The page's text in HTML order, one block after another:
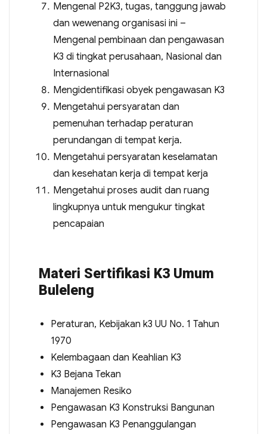
Mengenal P2K3, tugas, tanggung jawab
dan wewenang organisasi ini –
Mengenal pembinaan dan pengawasan
K3 di tingkat perusahaan, Nasional dan
Internasional
Mengidentifikasi obyek pengawasan K3
Mengetahui persyaratan dan
pemenuhan terhadap peraturan
perundangan di tempat kerja.
Mengetahui persyaratan keselamatan
dan kesehatan kerja di tempat kerja
Mengetahui proses audit dan ruang
lingkupnya untuk mengukur tingkat
pencapaian
Materi Sertifikasi K3 Umum
Buleleng
Peraturan, Kebijakan k3 UU No. 1 Tahun
1970
Kelembagaan dan Keahlian K3
K3 Bejana Tekan
Manajemen Resiko
Pengawasan K3 Konstruksi Bangunan
Pengawasan K3 Penanggulangan